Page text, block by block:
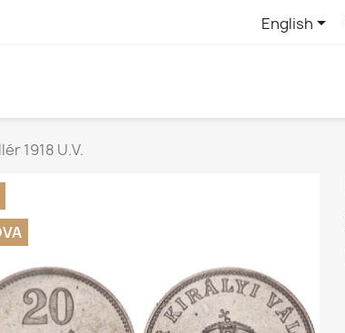
English
1918 U.V.